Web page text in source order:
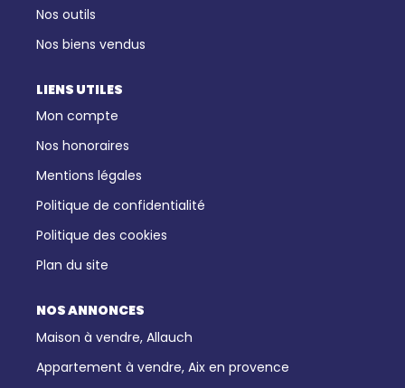
Nos outils
Nos biens vendus
LIENS UTILES
Mon compte
Nos honoraires
Mentions légales
Politique de confidentialité
Politique des cookies
Plan du site
NOS ANNONCES
Maison à vendre, Allauch
Appartement à vendre, Aix en provence